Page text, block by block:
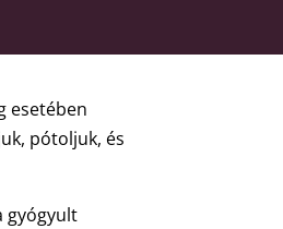
esetében
pótoljuk, és
gyógyult